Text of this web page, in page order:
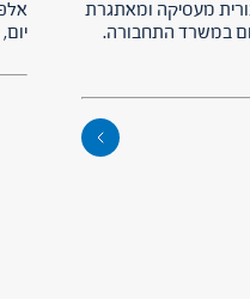
מעסיקה ומאתגרת
במשרד התחבורה.